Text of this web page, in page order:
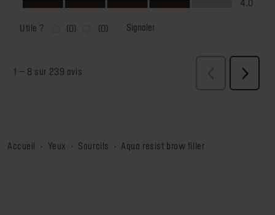
accueil yeux sourcils aqua resist brow filler